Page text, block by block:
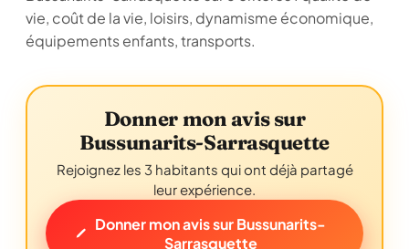
vie, coût de la vie, loisirs, dynamisme économique,
équipements enfants, transports.
Donner mon avis sur
Bussunarits-Sarrasquette
Rejoignez les 3 habitants qui ont déjà partagé
leur expérience.
Donner mon avis sur Bussunarits-
Sarrasquette